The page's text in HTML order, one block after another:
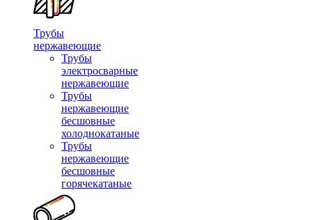
Трубы
нержавеющие
Трубы
электросварные
нержавеющие
Трубы
нержавеющие
бесшовные
холоднокатаные
Трубы
нержавеющие
бесшовные
горячекатаные